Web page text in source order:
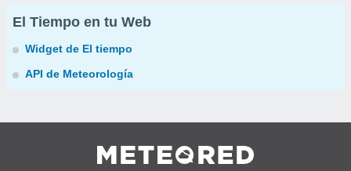
El Tiempo en tu Web
Widget de El tiempo
API de Meteorología